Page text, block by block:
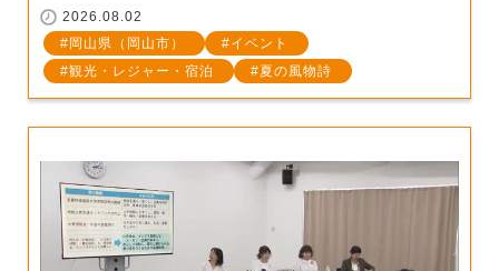
2026.08.02
岡山県（岡山市）
イベント
観光・レジャー・宿泊
夏の風物詩